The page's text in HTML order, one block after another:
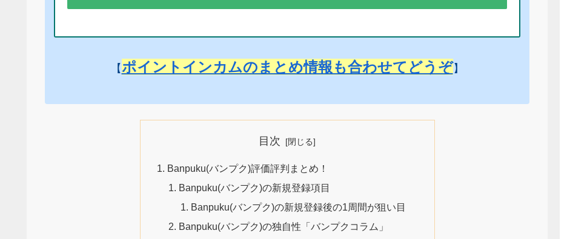
【ポイントインカムのまとめ情報も合わせてどうぞ】
目次
Banpuku(バンプク)評価評判まとめ！
Banpuku(バンプク)の新規登録項目
Banpuku(バンプク)の新規登録後の1周間が狙い目
Banpuku(バンプク)の独自性「バンプクコラム」